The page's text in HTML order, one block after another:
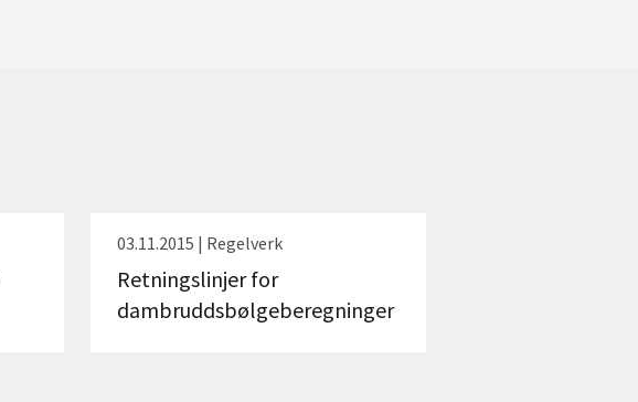
03.11.2015 | Regelverk
Retningslinjer for
dambruddsbølgeberegninger